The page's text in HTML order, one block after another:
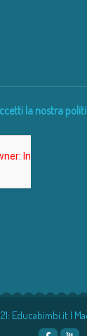
la nostra
Educabimbi.it |